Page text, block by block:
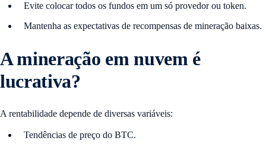
Evite colocar todos os fundos em um só provedor ou token.
Mantenha as expectativas de recompensas de mineração baixas.
A mineração em nuvem é
lucrativa?
A rentabilidade depende de diversas variáveis:
Tendências de preço do BTC.